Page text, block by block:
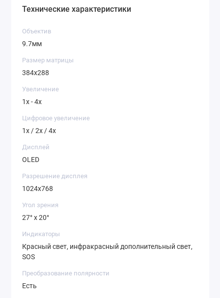
Технические характеристики
Объектив
9.7мм
Размер матрицы
384x288
Увеличение
1x - 4x
Цифровое увеличение
1x / 2x / 4x
Дисплей
OLED
Разрешение дисплея
1024х768
Угол зрения
27° x 20°
Индикаторы
Красный свет, инфракрасный дополнительный свет,
SOS
Преобразование полярности
Есть